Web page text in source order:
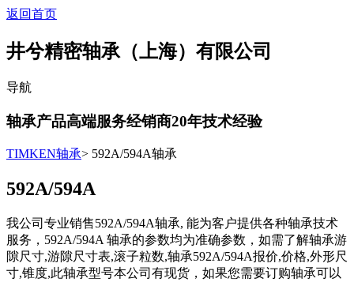
返回首页
井兮精密轴承（上海）有限公司
导航
轴承产品高端服务经销商20年技术经验
TIMKEN轴承> 592A/594A轴承
592A/594A
我公司专业销售592A/594A轴承, 能为客户提供各种轴承技术
服务，592A/594A 轴承的参数均为准确参数，如需了解轴承游
隙尺寸,游隙尺寸表,滚子粒数,轴承592A/594A报价,价格,外形尺
寸,锥度,此轴承型号本公司有现货，如果您需要订购轴承可以